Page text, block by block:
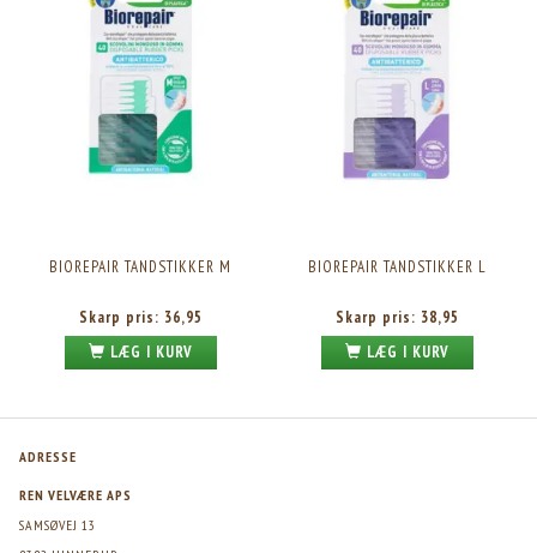
BIOREPAIR TANDSTIKKER M
Skarp pris: 36,95
LÆG I KURV
BIOREPAIR TANDSTIKKER L
Skarp pris: 38,95
LÆG I KURV
ADRESSE
REN VELVÆRE APS
SAMSØVEJ 13